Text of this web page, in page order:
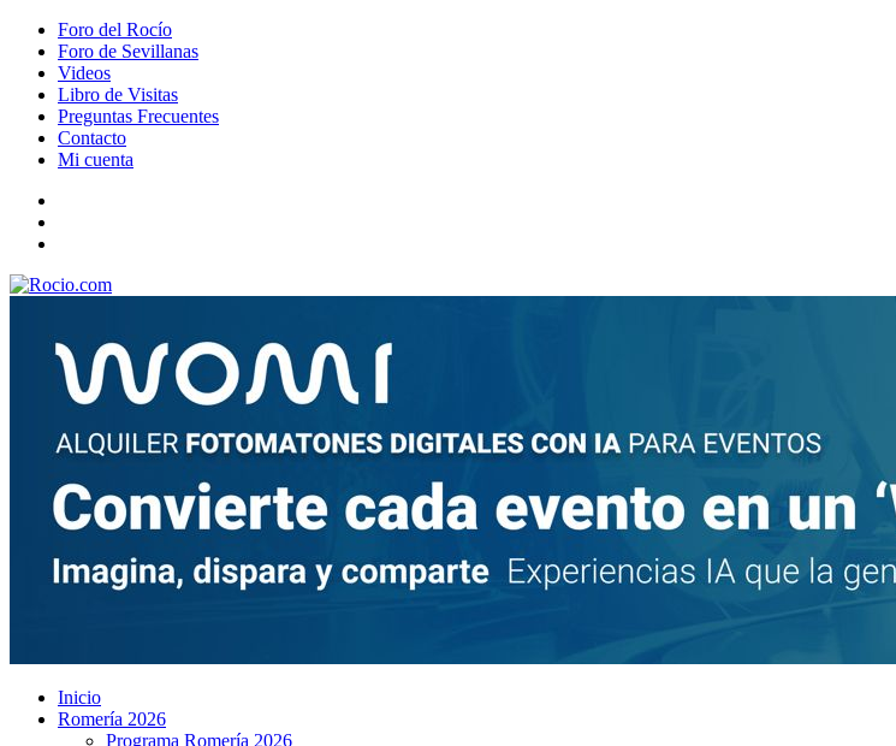
Foro del Rocío
Foro de Sevillanas
Videos
Libro de Visitas
Preguntas Frecuentes
Contacto
Mi cuenta
Inicio
Romería 2026
Programa Romería 2026